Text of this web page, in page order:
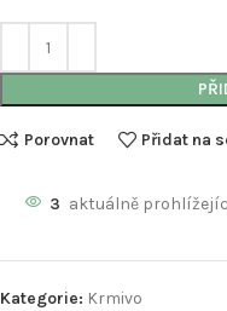
Porovnat Přidat na
3 aktuálně
Kategorie: Krmivo